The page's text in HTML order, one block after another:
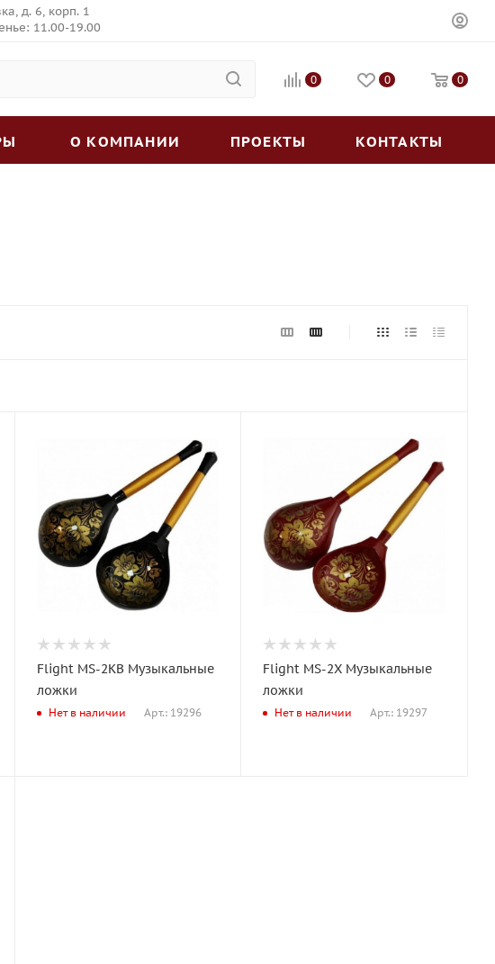
д. 6, корп. 1
11.00-19.00
0 0 0
О КОМПАНИИ ПРОЕКТЫ КОНТАКТЫ
Flight MS-2KB Музыкальные
ложки
Нет в наличии Арт.: 19296
Flight MS-2X Музыкальные
ложки
Нет в наличии Арт.: 19297